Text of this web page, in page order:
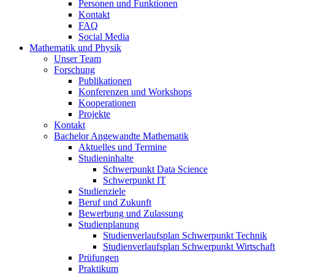
Personen und Funktionen
Kontakt
FAQ
Social Media
Mathematik und Physik
Unser Team
Forschung
Publikationen
Konferenzen und Workshops
Kooperationen
Projekte
Kontakt
Bachelor Angewandte Mathematik
Aktuelles und Termine
Studieninhalte
Schwerpunkt Data Science
Schwerpunkt IT
Studienziele
Beruf und Zukunft
Bewerbung und Zulassung
Studienplanung
Studienverlaufsplan Schwerpunkt Technik
Studienverlaufsplan Schwerpunkt Wirtschaft
Prüfungen
Praktikum